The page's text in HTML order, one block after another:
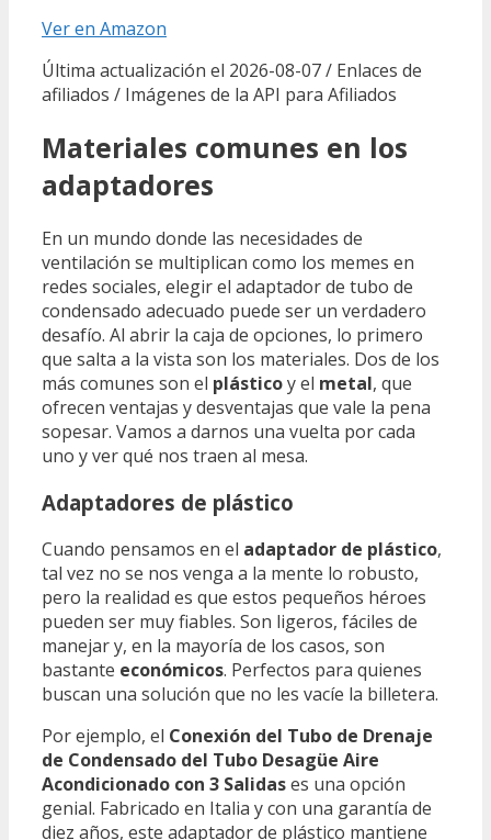
Ver en Amazon
Última actualización el 2026-08-07 / Enlaces de
afiliados / Imágenes de la API para Afiliados
Materiales comunes en los
adaptadores
En un mundo donde las necesidades de
ventilación se multiplican como los memes en
redes sociales, elegir el adaptador de tubo de
condensado adecuado puede ser un verdadero
desafío. Al abrir la caja de opciones, lo primero
que salta a la vista son los materiales. Dos de los
más comunes son el plásticoy el metal, que
ofrecen ventajas y desventajas que vale la pena
sopesar. Vamos a darnos una vuelta por cada
uno y ver qué nos traen al mesa.
Adaptadores de plástico
Cuando pensamos en el adaptador de plástico,
tal vez no se nos venga a la mente lo robusto,
pero la realidad es que estos pequeños héroes
pueden ser muy fiables. Son ligeros, fáciles de
manejar y, en la mayoría de los casos, son
bastante económicos. Perfectos para quienes
buscan una solución que no les vacíe la billetera.
Por ejemplo, el Conexión del Tubo de Drenaje
de Condensado del Tubo Desagüe Aire
Acondicionado con 3 Salidases una opción
genial. Fabricado en Italia y con una garantía de
diez años, este adaptador de plástico mantiene